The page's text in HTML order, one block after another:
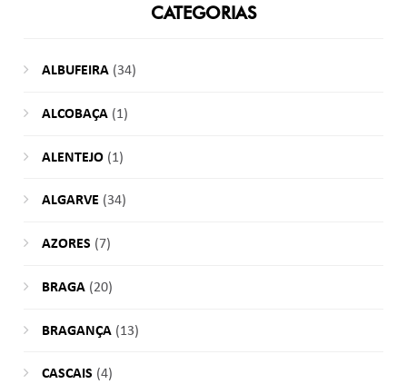
CATEGORIAS
ALBUFEIRA(34)
ALCOBAÇA(1)
ALENTEJO(1)
ALGARVE (34)
AZORES (7)
BRAGA(20)
BRAGANÇA(13)
CASCAIS (4)